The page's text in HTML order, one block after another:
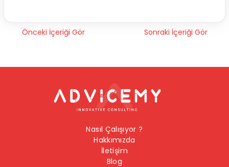
Önceki İçeriği Gör Sonraki İçeriği Gör
Nasıl Çalışıyor ?
Hakkımızda
İletişim
Blog